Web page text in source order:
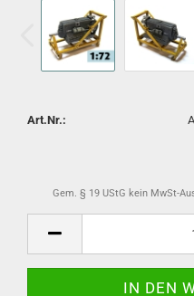
Art.Nr.:
Gem. § 19 UStG kein MwSt-